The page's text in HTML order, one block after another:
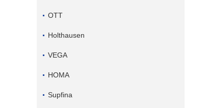
OTT
Holthausen
VEGA
HOMA
Supfina